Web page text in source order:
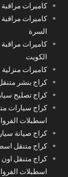
كاميرات مراقبة
كاميرات
السرة
كاميرات
الكويت
كاميرات منزلية
كراج بنشر
كراج تصليح
كراج سيارات
اسطبلات
كراج صيانة
كراج متنقل
كراج متنقل اون
اسطبلات